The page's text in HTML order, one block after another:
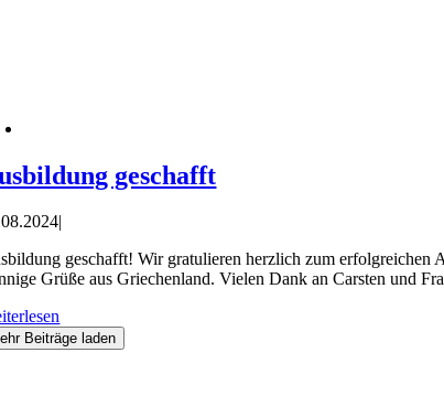
geschafft
|
geschafft! Wir gratulieren herzlich zum erfolgreichen
Grüße aus Griechenland. Vielen Dank an Carsten und
Beiträge laden